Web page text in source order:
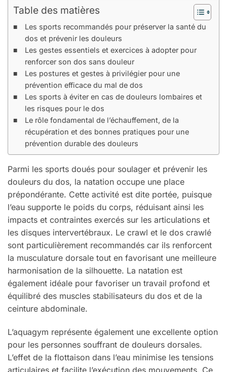
Table des matières
Les sports recommandés pour préserver la santé du
dos et prévenir les douleurs
Les gestes essentiels et exercices à adopter pour
renforcer son dos sans douleur
Les postures et gestes à privilégier pour une
prévention efficace du mal de dos
Les sports à éviter en cas de douleurs lombaires et
les risques pour le dos
Le rôle fondamental de l’échauffement, de la
récupération et des bonnes pratiques pour une
prévention durable des douleurs
Parmi les sports doués pour soulager et prévenir les
douleurs du dos, la natation occupe une place
prépondérante. Cette activité est dite portée, puisque
l’eau supporte le poids du corps, réduisant ainsi les
impacts et contraintes exercés sur les articulations et
les disques intervertébraux. Le crawl et le dos crawlé
sont particulièrement recommandés car ils renforcent
la musculature dorsale tout en favorisant une meilleure
harmonisation de la silhouette. La natation est
également idéale pour favoriser un travail profond et
équilibré des muscles stabilisateurs du dos et de la
ceinture abdominale.
L’aquagym représente également une excellente option
pour les personnes souffrant de douleurs dorsales.
L’effet de la flottaison dans l’eau minimise les tensions
articulaires et facilite l’exécution des mouvements. Ce